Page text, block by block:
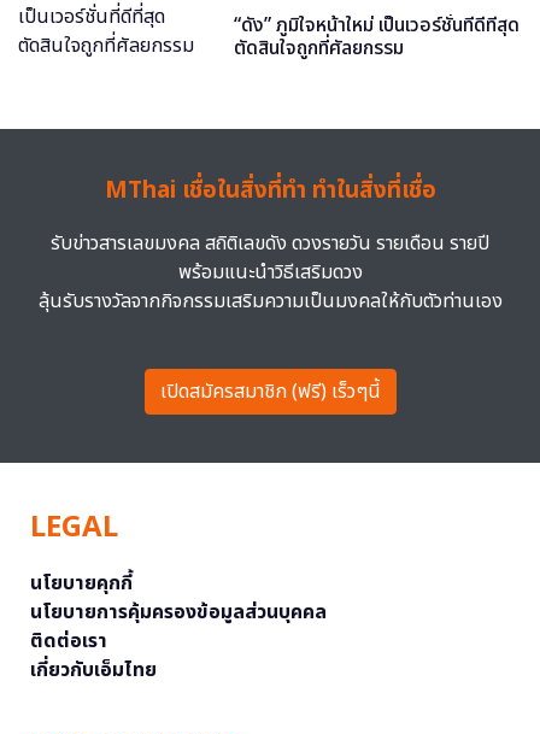
“ดัง” ภูมิใจหน้าใหม่ เป็นเวอร์ชั่นที่ดีที่สุด
ตัดสินใจถูกที่ศัลยกรรม
MThai เชื่อในสิ่งที่ทำ ทำในสิ่งที่เชื่อ
รับข่าวสารเลขมงคล สถิติเลขดัง ดวงรายวัน รายเดือน รายปี
พร้อมแนะนำวิธีเสริมดวง
ลุ้นรับรางวัลจากกิจกรรมเสริมความเป็นมงคลให้กับตัวท่านเอง
เปิดสมัครสมาชิก (ฟรี) เร็วๆนี้
LEGAL
นโยบายคุกกี้
นโยบายการคุ้มครองข้อมูลส่วนบุคคล
ติดต่อเรา
เกี่ยวกับเอ็มไทย